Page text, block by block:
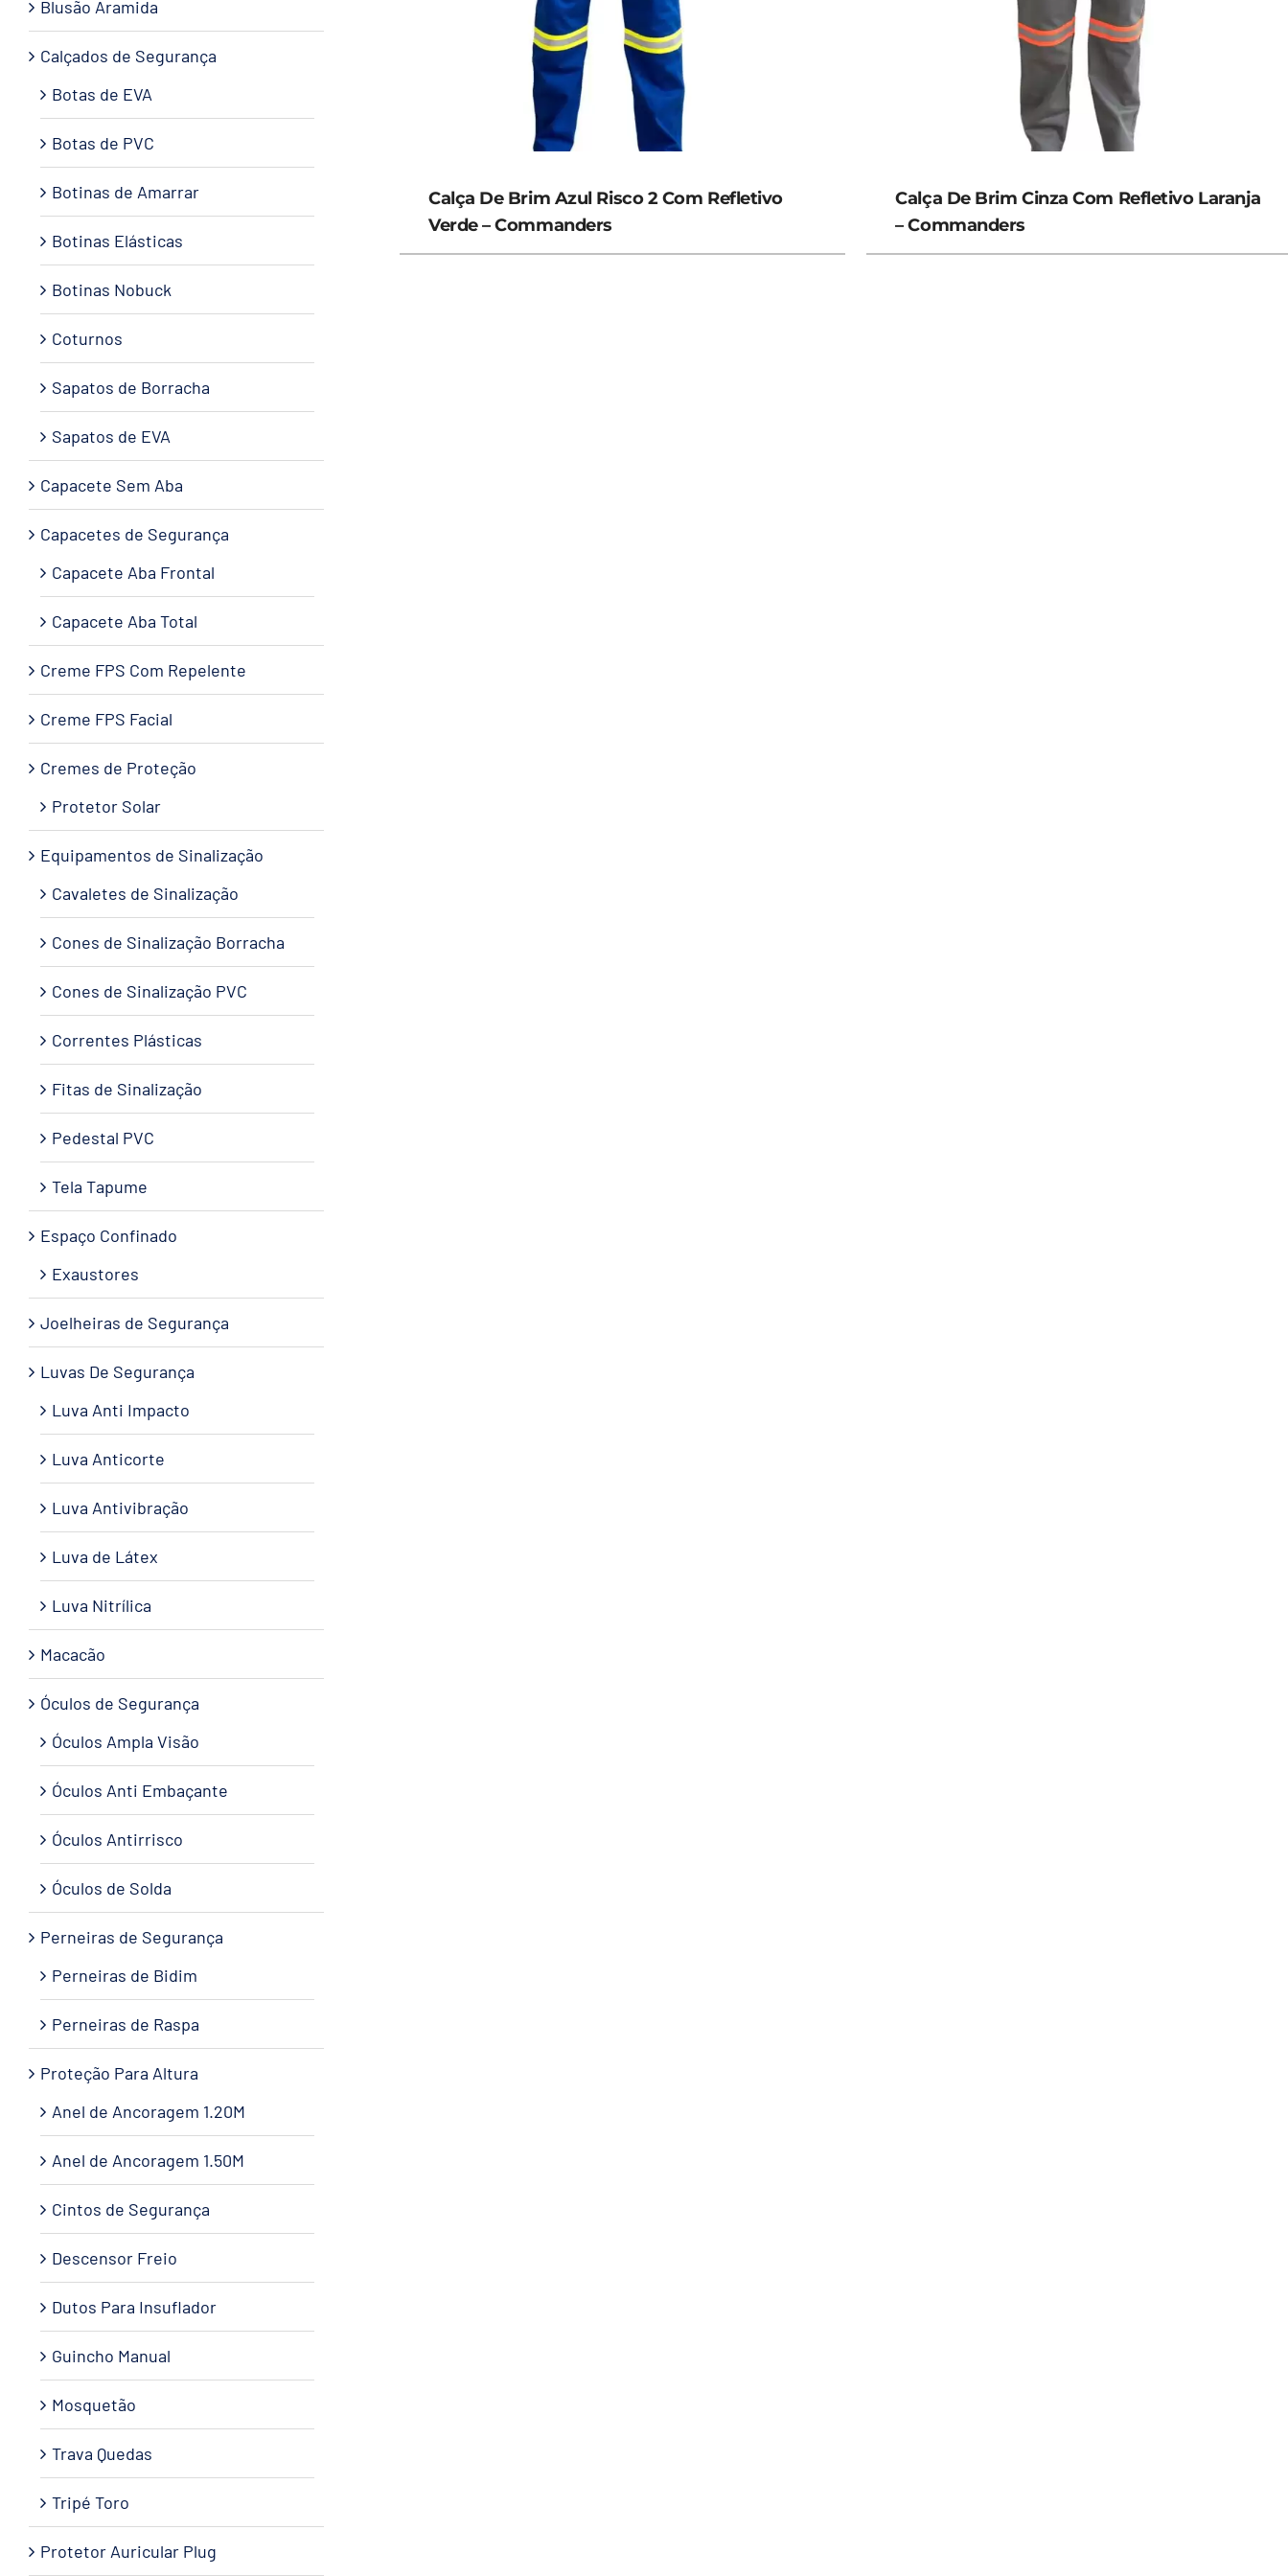
Calça De Brim Azul Risco 2 Com Refletivo
Verde – Commanders
Calça De Brim Cinza Com Refletivo Laranja
– Commanders
Blusão Aramida
Calçados de Segurança
Botas de EVA
Botas de PVC
Botinas de Amarrar
Botinas Elásticas
Botinas Nobuck
Coturnos
Sapatos de Borracha
Sapatos de EVA
Capacete Sem Aba
Capacetes de Segurança
Capacete Aba Frontal
Capacete Aba Total
Creme FPS Com Repelente
Creme FPS Facial
Cremes de Proteção
Protetor Solar
Equipamentos de Sinalização
Cavaletes de Sinalização
Cones de Sinalização Borracha
Cones de Sinalização PVC
Correntes Plásticas
Fitas de Sinalização
Pedestal PVC
Tela Tapume
Espaço Confinado
Exaustores
Joelheiras de Segurança
Luvas De Segurança
Luva Anti Impacto
Luva Anticorte
Luva Antivibração
Luva de Látex
Luva Nitrílica
Macacão
Óculos de Segurança
Óculos Ampla Visão
Óculos Anti Embaçante
Óculos Antirrisco
Óculos de Solda
Perneiras de Segurança
Perneiras de Bidim
Perneiras de Raspa
Proteção Para Altura
Anel de Ancoragem 1.20M
Anel de Ancoragem 1.50M
Cintos de Segurança
Descensor Freio
Dutos Para Insuflador
Guincho Manual
Mosquetão
Trava Quedas
Tripé Toro
Protetor Auricular Plug